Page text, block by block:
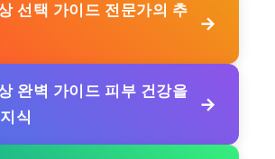
선택 가이드 전문가의 추
→
완벽 가이드 피부 건강을
식
→